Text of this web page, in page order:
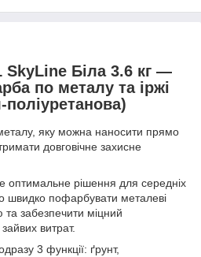
SkyLine Біла 3.6 кг —
по металу та іржі
поліуретанова)
яку можна наносити прямо
довговічне захисне
оптимальне рішення для середніх
швидко пофарбувати металеві
та забезпечити міцний
витрат.
3 функції: ґрунт,